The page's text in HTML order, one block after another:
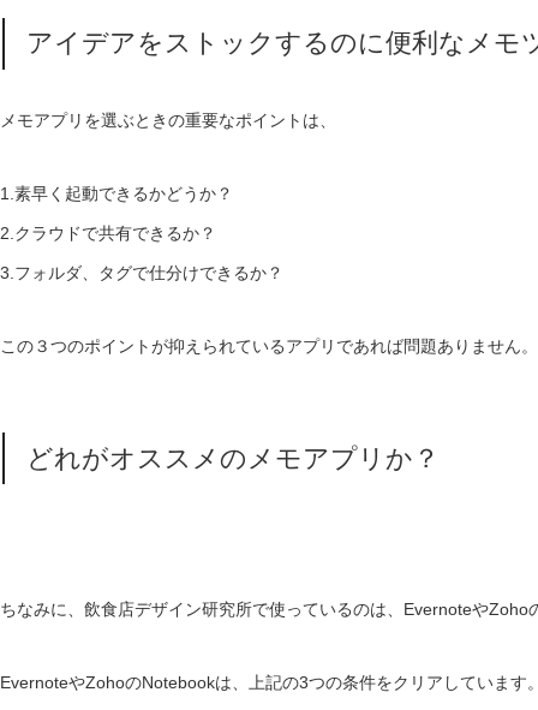
アイデアをストックするのに便利なメモ
メモアプリを選ぶときの重要なポイントは、
1.素早く起動できるかどうか？
2.クラウドで共有できるか？
3.フォルダ、タグで仕分けできるか？
この３つのポイントが抑えられているアプリであれば問題ありません。
どれがオススメのメモアプリか？
ちなみに、飲食店デザイン研究所で使っているのは、Evernoteや
EvernoteやZohoのNotebookは、上記の3つの条件をクリアしていま